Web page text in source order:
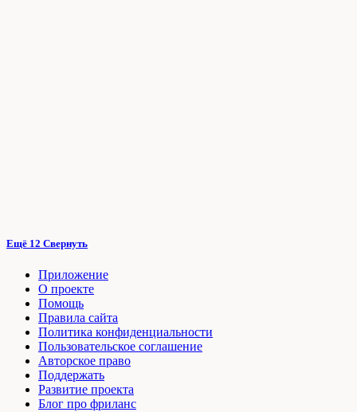
Ещё 12 Свернуть
Приложение
О проекте
Помощь
Правила сайта
Политика конфиденциальности
Пользовательское соглашение
Авторское право
Поддержать
Развитие проекта
Блог про фриланс